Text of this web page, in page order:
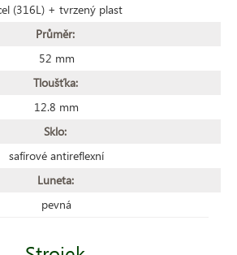
(316L) + tvrzený plast
Průměr:
52 mm
Tloušťka:
12.8 mm
Sklo:
safírové antireflexní
Luneta:
pevná